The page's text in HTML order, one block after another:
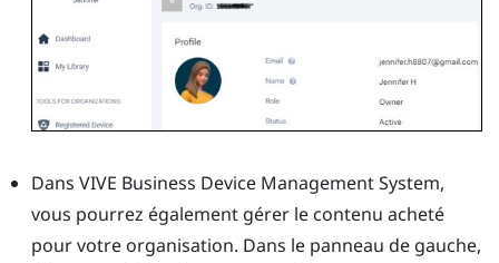
Dans VIVE Business Device Management System,
vous pourrez également gérer le contenu acheté
pour votre organisation. Dans le panneau de gauche,